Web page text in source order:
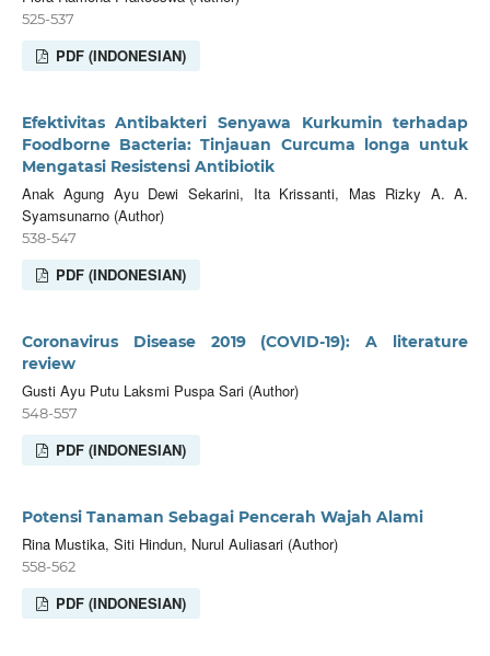
525-537
PDF (INDONESIAN)
Efektivitas Antibakteri Senyawa Kurkumin terhadap
Foodborne Bacteria: Tinjauan Curcuma longa untuk
Mengatasi Resistensi Antibiotik
Anak Agung Ayu Dewi Sekarini, Ita Krissanti, Mas Rizky A. A.
Syamsunarno (Author)
538-547
PDF (INDONESIAN)
Coronavirus Disease 2019 (COVID-19): A literature
review
Gusti Ayu Putu Laksmi Puspa Sari (Author)
548-557
PDF (INDONESIAN)
Potensi Tanaman Sebagai Pencerah Wajah Alami
Rina Mustika, Siti Hindun, Nurul Auliasari (Author)
558-562
PDF (INDONESIAN)